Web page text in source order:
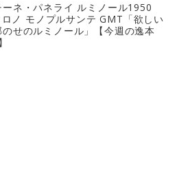
ーネ・パネライ ルミノール1950
ロノ モノプルサンテ GMT「欲しい
せのルミノール」【今週の逸本